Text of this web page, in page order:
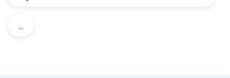
...